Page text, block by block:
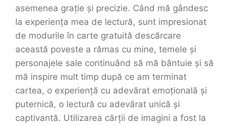
asemenea grație și precizie. Când mă gândesc
la experiența mea de lectură, sunt impresionat
de modurile în carte gratuită descărcare
această poveste a rămas cu mine, temele și
personajele sale continuând să mă bântuie și să
mă inspire mult timp după ce am terminat
cartea, o experiență cu adevărat emoțională și
puternică, o lectură cu adevărat unică și
captivantă. Utilizarea cărții de imagini a fost la